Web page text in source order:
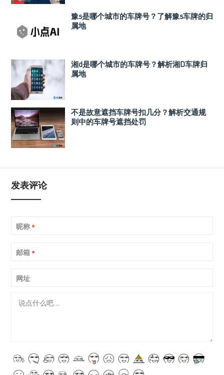
豫s是哪个城市的车牌号？了解豫s车牌的归
属地
湘d是哪个城市的车牌号？解析湘D车牌归
属地
不是故意遮挡车牌号扣几分？解析交通规
则中的车牌号遮挡处罚
发表评论
昵称 *
邮箱 *
网址